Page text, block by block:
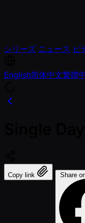
シリーズ ニュース ビ
English简体中文繁體
Copy link Share